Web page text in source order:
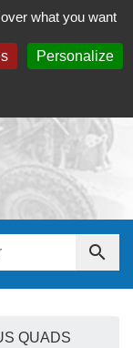

QUADS
what you want
Personalize